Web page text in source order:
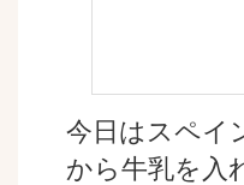
今日はスペイ
から牛乳を入